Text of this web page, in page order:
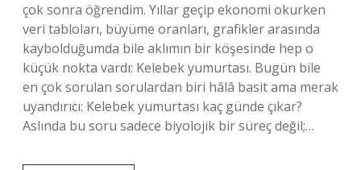
çok sonra öğrendim. Yıllar geçip ekonomi okurken
veri tabloları, büyüme oranları, grafikler arasında
kaybolduğumda bile aklımın bir köşesinde hep o
küçük nokta vardı: Kelebek yumurtası. Bugün bile
en çok sorulan sorulardan biri hâlâ basit ama merak
uyandırıcı: Kelebek yumurtası kaç günde çıkar?
Aslında bu soru sadece biyolojik bir süreç değil;…